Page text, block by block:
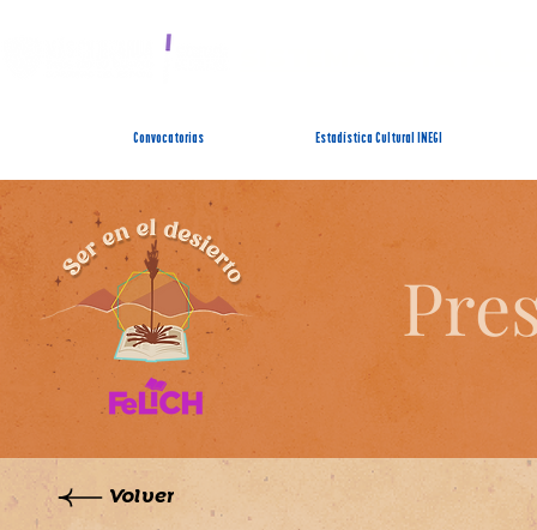
Convocatorias Estadística Cultural INEGI
Volver